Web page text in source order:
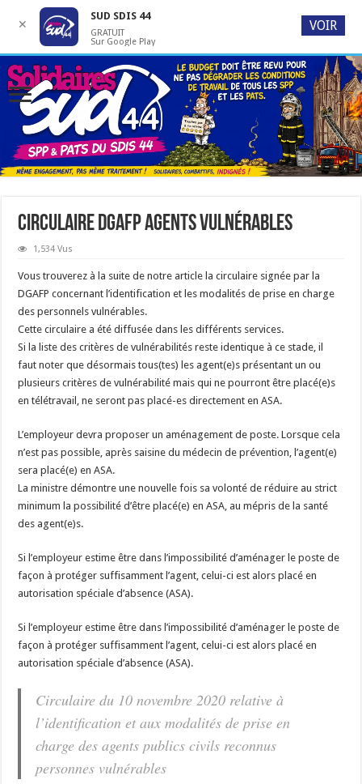
Circulaire DGAFP agents vulnérables
1,534 Vus
Vous trouverez à la suite de notre article la circulaire signée par la
DGAFP concernant l’identification et les modalités de prise en charge
des personnels vulnérables.
Cette circulaire a été diffusée dans les différents services.
Si la liste des critères de vulnérabilités reste identique à ce stade, il
faut noter que désormais tous(tes) les agent(e)s présentant un ou
plusieurs critères de vulnérabilité mais qui ne pourront être placé(e)s
en télétravail, ne seront pas placé-es directement en ASA.
L’employeur devra proposer un aménagement de poste. Lorsque cela
n’est pas possible, après saisine du médecin de prévention, l’agent(e)
sera placé(e) en ASA.
La ministre démontre une nouvelle fois sa volonté de réduire au strict
minimum la possibilité d’être placé(e) en ASA, au mépris de la santé
des agent(e)s.
Si l’employeur estime être dans l’impossibilité d’aménager le poste de
façon à protéger suffisamment l’agent, celui-ci est alors placé en
autorisation spéciale d’absence (ASA).
Si l’employeur estime être dans l’impossibilité d’aménager le poste de
façon à protéger suffisamment l’agent, celui-ci est alors placé en
autorisation spéciale d’absence (ASA).
Circulaire du 10 novembre 2020 relative à
l’identification et aux modalités de prise en
charge des agents publics civils reconnus
personnes vulnérables
✕
SUD SDIS 44
GRATUIT
Sur Google Play
VOIR